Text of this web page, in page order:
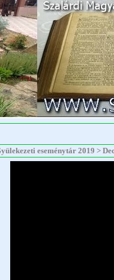
eseménytár 2019 >